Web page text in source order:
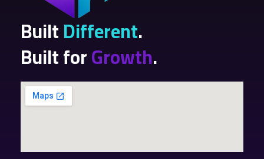
BuiltDifferent.
Built forGrowth.